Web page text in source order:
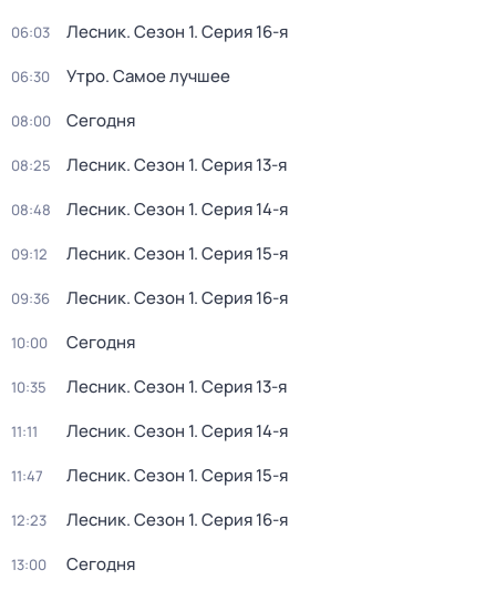
06:03 Лесник. Сезон 1. Серия 16-я
06:30 Утро. Самое лучшее
08:00 Сегодня
08:25 Лесник. Сезон 1. Серия 13-я
08:48 Лесник. Сезон 1. Серия 14-я
09:12 Лесник. Сезон 1. Серия 15-я
09:36 Лесник. Сезон 1. Серия 16-я
10:00 Сегодня
10:35 Лесник. Сезон 1. Серия 13-я
11:11 Лесник. Сезон 1. Серия 14-я
11:47 Лесник. Сезон 1. Серия 15-я
12:23 Лесник. Сезон 1. Серия 16-я
13:00 Сегодня